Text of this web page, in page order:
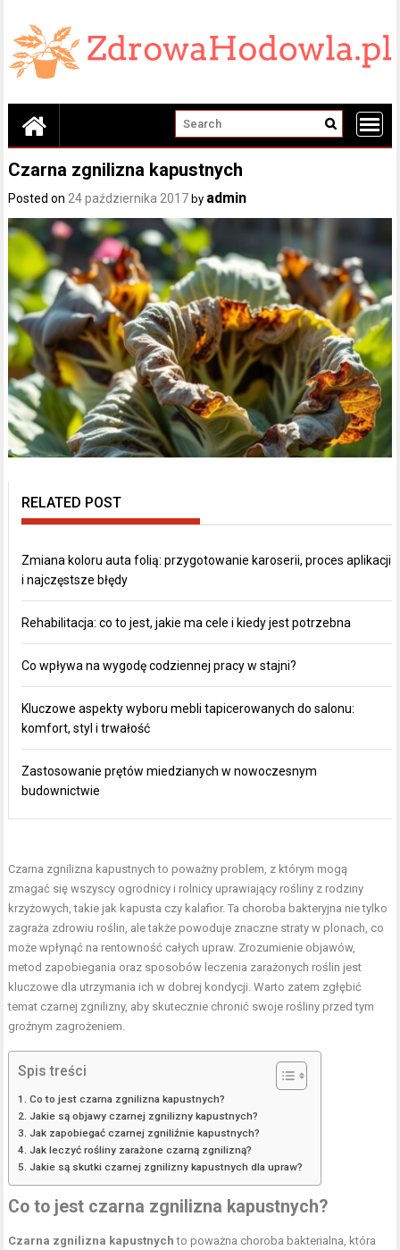
content
Czarna zgnilizna kapustnych
Posted on24 października 2017 by admin
RELATED POST
Zmiana koloru auta folią: przygotowanie karoserii, proces aplikacji
i najczęstsze błędy
Rehabilitacja: co to jest, jakie ma cele i kiedy jest potrzebna
Co wpływa na wygodę codziennej pracy w stajni?
Kluczowe aspekty wyboru mebli tapicerowanych do salonu:
komfort, styl i trwałość
Zastosowanie prętów miedzianych w nowoczesnym
budownictwie
Czarna zgnilizna kapustnych to poważny problem, z którym mogą
zmagać się wszyscy ogrodnicy i rolnicy uprawiający rośliny z rodziny
krzyżowych, takie jak kapusta czy kalafior. Ta choroba bakteryjna nie tylko
zagraża zdrowiu roślin, ale także powoduje znaczne straty w plonach, co
może wpłynąć na rentowność całych upraw. Zrozumienie objawów,
metod zapobiegania oraz sposobów leczenia zarażonych roślin jest
kluczowe dla utrzymania ich w dobrej kondycji. Warto zatem zgłębić
temat czarnej zgnilizny, aby skutecznie chronić swoje rośliny przed tym
groźnym zagrożeniem.
Spis treści
Co to jest czarna zgnilizna kapustnych?
Jakie są objawy czarnej zgnilizny kapustnych?
Jak zapobiegać czarnej zgniliźnie kapustnych?
Jak leczyć rośliny zarażone czarną zgnilizną?
Jakie są skutki czarnej zgnilizny kapustnych dla upraw?
Co to jest czarna zgnilizna kapustnych?
Czarna zgnilizna kapustnych to poważna choroba bakterialna, która